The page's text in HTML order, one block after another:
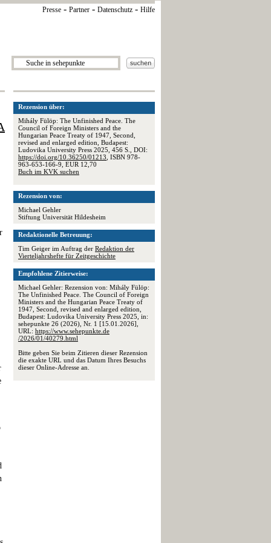
Presse - Partner - Datenschutz - Hilfe
Rezension über:
Mihály Fülöp: The Unfinished Peace. The
Council of Foreign Ministers and the
Hungarian Peace Treaty of 1947, Second,
revised and enlarged edition, Budapest:
Ludovika University Press 2025, 456 S., DOI:
https://doi.org/10.36250/01213 , ISBN 978-
963-653-166-9, EUR 12,70
Buch im KVK suchen
Rezension von:
Michael Gehler
Stiftung Universität Hildesheim
Redaktionelle Betreuung:
Tim Geiger im Auftrag der Redaktion der
Vierteljahrshefte für Zeitgeschichte
Empfohlene Zitierweise:
Michael Gehler: Rezension von: Mihály Fülöp:
The Unfinished Peace. The Council of Foreign
Ministers and the Hungarian Peace Treaty of
1947, Second, revised and enlarged edition,
Budapest: Ludovika University Press 2025, in:
sehepunkte 26 (2026), Nr. 1 [15.01.2026],
URL: https://www.sehepunkte.de
/2026/01/40279.html
Bitte geben Sie beim Zitieren dieser Rezension
die exakte URL und das Datum Ihres Besuchs
dieser Online-Adresse an.